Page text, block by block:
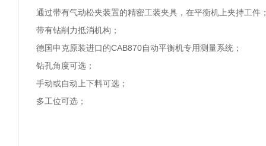
通过带有气动松夹装置的精密工装夹具，在平衡机上夹持工件
带有钻削力抵消机构；
德国申克原装进口的CAB870自动平衡机专用测量系统；
钻孔角度可选；
手动或自动上下料可选；
多工位可选；